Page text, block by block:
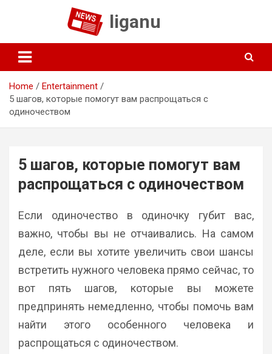
liganu
Home
Entertainment
5 шагов, которые помогут вам распрощаться с
одиночеством
5 шагов, которые помогут вам
распрощаться с одиночеством
Если одиночество в одиночку губит вас,
важно, чтобы вы не отчаивались. На самом
деле, если вы хотите увеличить свои шансы
встретить нужного человека прямо сейчас, то
вот пять шагов, которые вы можете
предпринять немедленно, чтобы помочь вам
найти этого особенного человека и
распрощаться с одиночеством.